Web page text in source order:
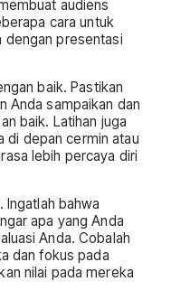
audiens
cara untuk
dengan presentasi
baik. Pastikan
Anda sampaikan dan
baik. Latihan juga
di depan cermin atau
lebih percaya diri
Ingatlah bahwa
apa yang Anda
Anda. Cobalah
dan fokus pada
nilai pada mereka